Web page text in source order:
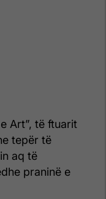
Art”, të ftuarit
tepër të
aq të
praninë e